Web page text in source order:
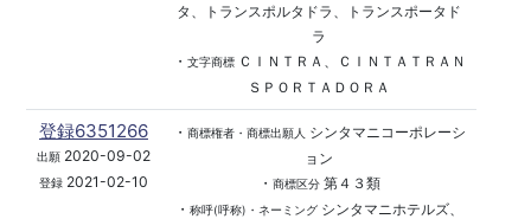
タ、トランスポルタドラ、トランスポータド
ラ
・ 文字商標ＣＩＮＴＲＡ、ＣＩＮＴＡＴＲＡＮ
ＳＰＯＲＴＡＤＯＲＡ
登録6351266
出願 2020-09-02
登録 2021-02-10
・ 商標権者・商標出願人
シンタマニコーポレーシ
ョン
・ 商標区分第４３類
・ 称呼(呼称)・ネーミングシンタマニホテルズ、